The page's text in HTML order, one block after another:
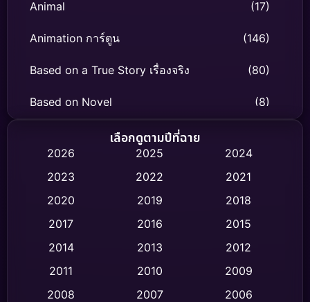
Animal (17)
Animation การ์ตูน (146)
Based on a True Story เรื่องจริง (80)
Based on Novel (8)
Biography ชีวิตจริง
Classic หนังคลาสสิก (47)
Comedy ตลก (460)
Crime อาชญากรรม (541)
เลือกดูตามปีที่ฉาย
2026 2025
2024
2023
2022
2021
2020
2019
2018
2017
2016
2015
2014
2013
2012
2011
2010
2009
2008
2007
2006